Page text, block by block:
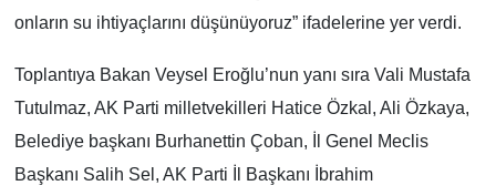
onların su ihtiyaçlarını düşünüyoruz” ifadelerine yer verdi.
Toplantıya Bakan Veysel Eroğlu’nun yanı sıra Vali Mustafa
Tutulmaz, AK Parti milletvekilleri Hatice Özkal, Ali Özkaya,
Belediye başkanı Burhanettin Çoban, İl Genel Meclis
Başkanı Salih Sel, AK Parti İl Başkanı İbrahim